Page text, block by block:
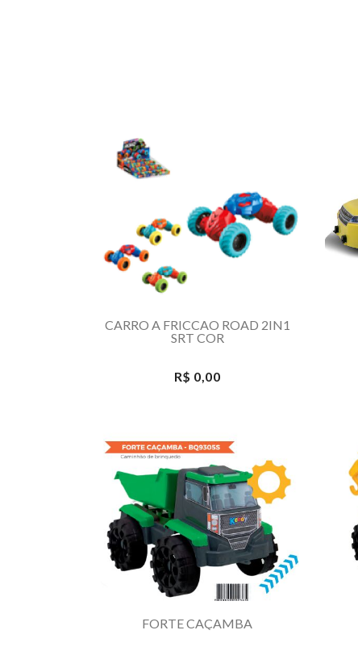
CARRO A FRICCAO ROAD 2IN1
SRT COR
R$ 0,00
FORTE CAÇAMBA